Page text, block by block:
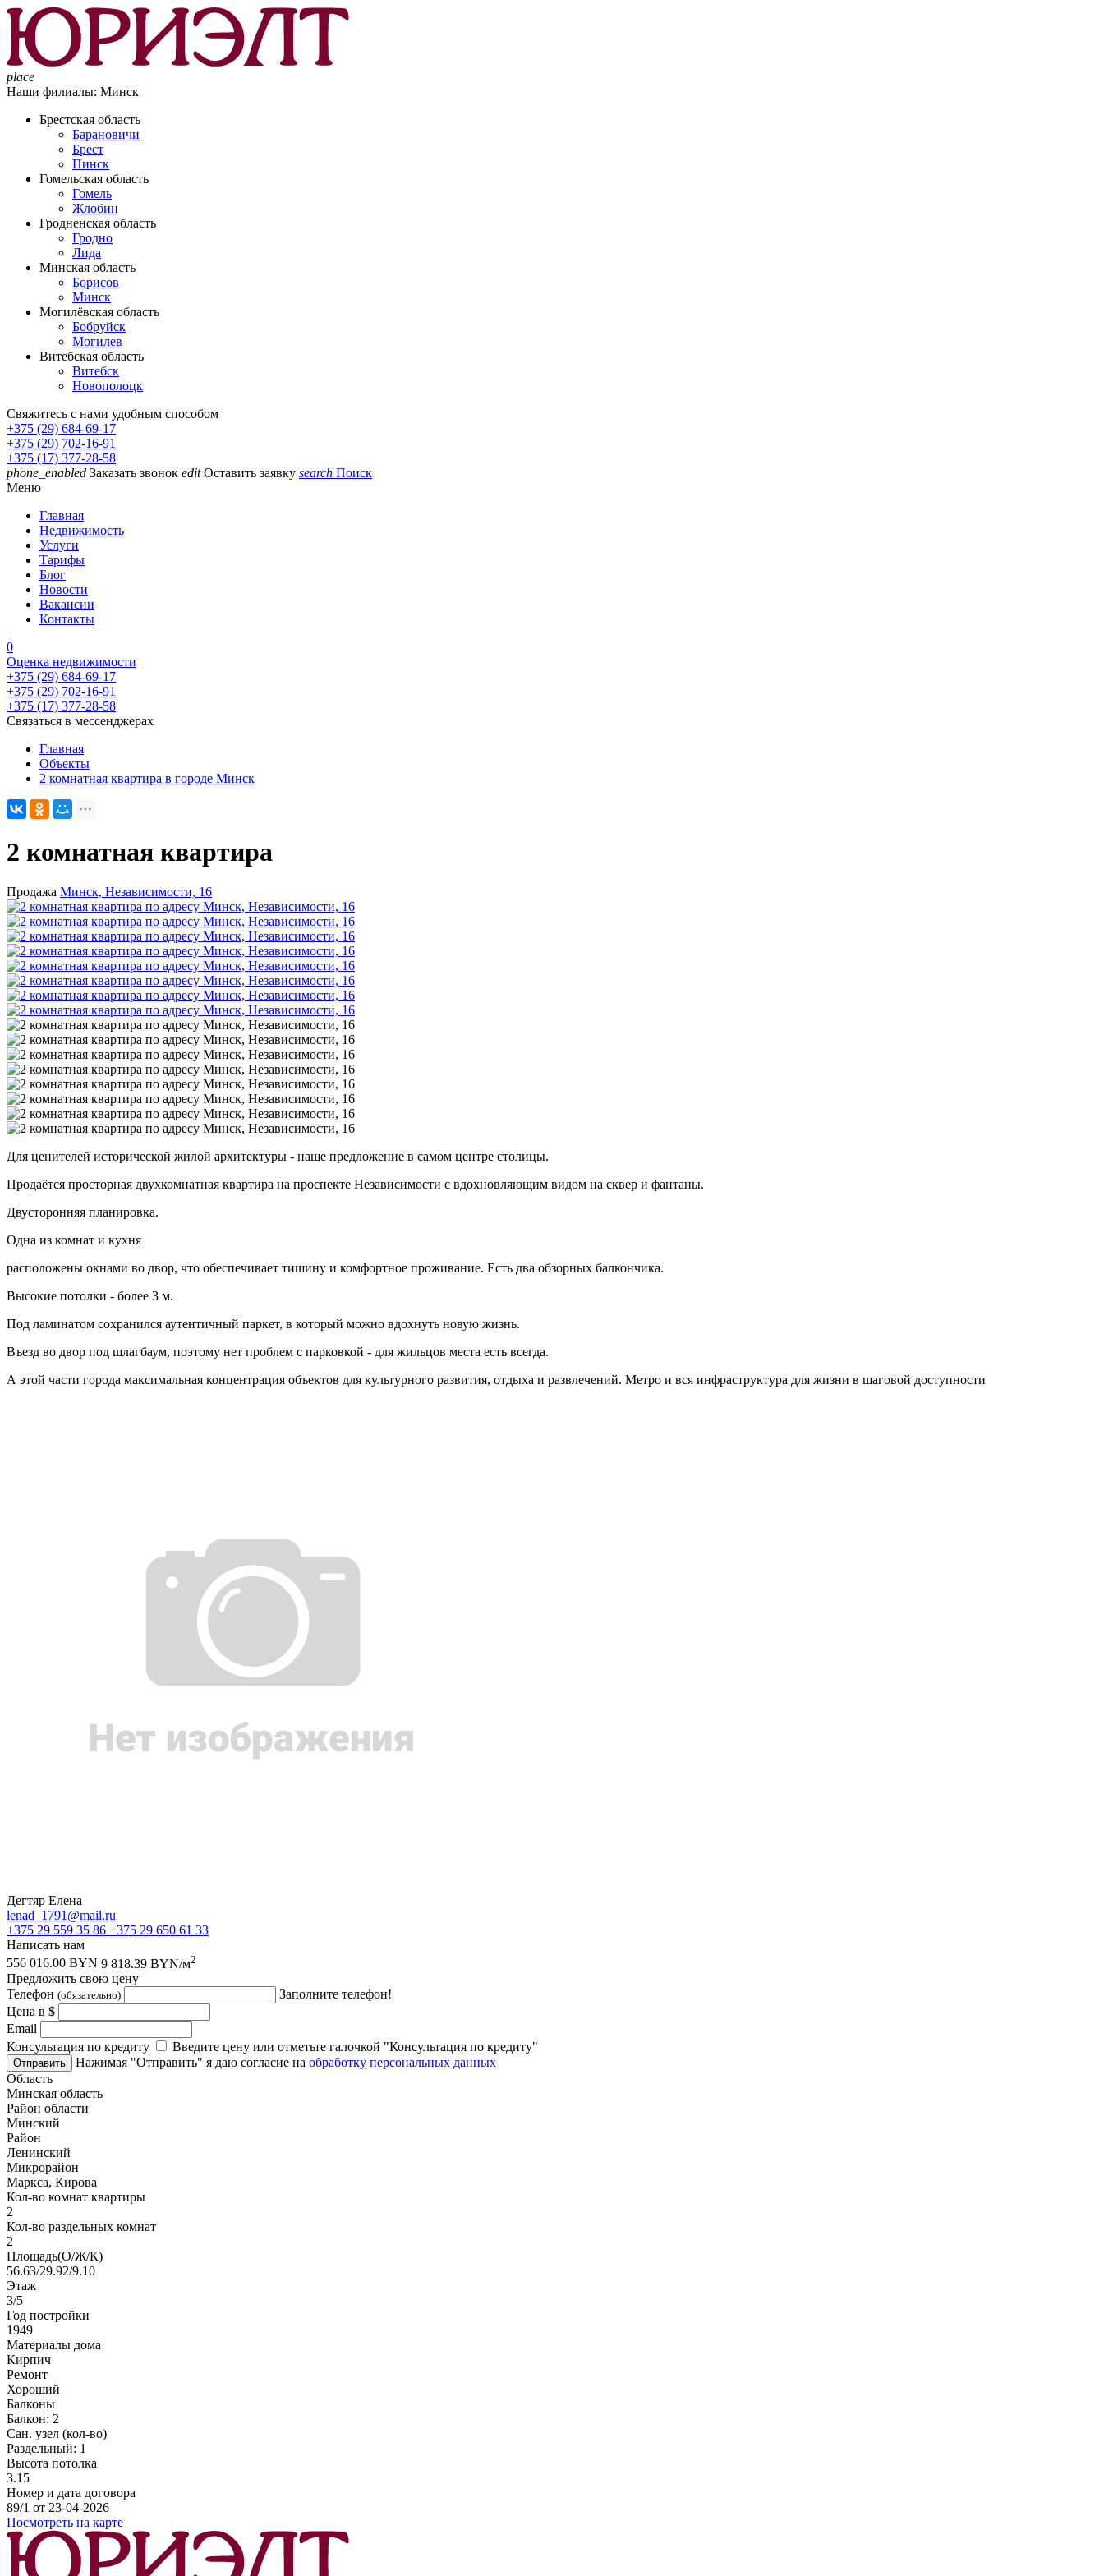
place
Наши филиалы: Минск
Брестская область
Барановичи
Брест
Пинск
Гомельская область
Гомель
Жлобин
Гродненская область
Гродно
Лида
Минская область
Борисов
Минск
Могилёвская область
Бобруйск
Могилев
Витебская область
Витебск
Новополоцк
Свяжитесь с нами удобным способом
+375 (29) 684-69-17
+375 (29) 702-16-91
+375 (17) 377-28-58
phone_enabled Заказать звонок edit Оставить заявку search Поиск
Меню
Главная
Недвижимость
Услуги
Тарифы
Блог
Новости
Вакансии
Контакты
0
Оценка недвижимости
+375 (29) 684-69-17
+375 (29) 702-16-91
+375 (17) 377-28-58
Связаться в мессенджерах
Главная
Объекты
2 комнатная квартира в городе Минск
2 комнатная квартира
Продажа Минск, Независимости, 16
Для ценителей исторической жилой архитектуры - наше предложение в самом центре столицы.
Продаётся просторная двухкомнатная квартира на проспекте Независимости с вдохновляющим видом на сквер и фантаны.
Двусторонняя планировка.
Одна из комнат и кухня
расположены окнами во двор, что обеспечивает тишину и комфортное проживание. Есть два обзорных балкончика.
Высокие потолки - более 3 м.
Под ламинатом сохранился аутентичный паркет, в который можно вдохнуть новую жизнь.
Въезд во двор под шлагбаум, поэтому нет проблем с парковкой - для жильцов места есть всегда.
А этой части города максимальная концентрация объектов для культурного развития, отдыха и развлечений. Метро и вся инфраструктура для жизни в шаговой доступности
Дегтяр Елена
lenad_1791@mail.ru
+375 29 559 35 86 +375 29 650 61 33
Написать нам
556 016.00 BYN 9 818.39 BYN/м2
Предложить свою цену
Телефон (обязательно)
Заполните телефон!
Цена в $
Email
Консультация по кредиту
Введите цену или отметьте галочкой "Консультация по кредиту"
Отправить Нажимая "Отправить" я даю согласие на обработку персональных данных
Область
Минская область
Район области
Минский
Район
Ленинский
Микрорайон
Маркса, Кирова
Кол-во комнат квартиры
2
Кол-во раздельных комнат
2
Площадь(О/Ж/К)
56.63/29.92/9.10
Этаж
3/5
Год постройки
1949
Материалы дома
Кирпич
Ремонт
Хороший
Балконы
Балкон: 2
Сан. узел (кол-во)
Раздельный: 1
Высота потолка
3.15
Номер и дата договора
89/1 от 23-04-2026
Посмотреть на карте